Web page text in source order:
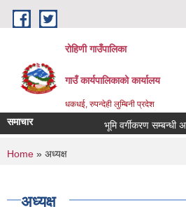
Skip to main content
रोहिणी गाउँपालिका
गाउँ कार्यपालिकाको कार्यालय
धकधई, रुपन्देही लुम्बिनी प्रदेश
समाचार भूमि वर्गीकरण सम्बन्धी
You are here
Home » अध्यक्ष
अध्यक्ष